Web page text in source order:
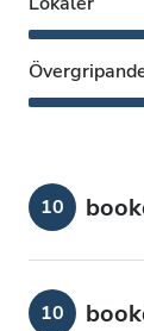
10
10